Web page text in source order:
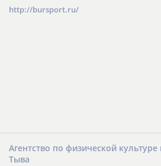
http://bursport.ru/
Агентство по физической
Тыва